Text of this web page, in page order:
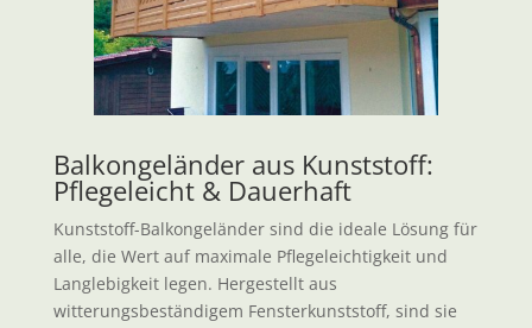
Balkongeländer aus Kunststoff:
Pflegeleicht & Dauerhaft
Kunststoff-Balkongeländer sind die ideale Lösung für
alle, die Wert auf maximale Pflegeleichtigkeit und
Langlebigkeit legen. Hergestellt aus
witterungsbeständigem Fensterkunststoff, sind sie